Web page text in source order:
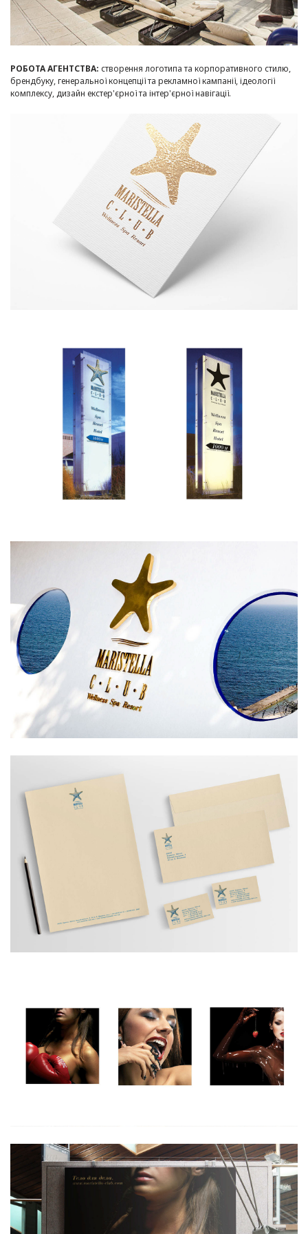
РОБОТА АГЕНТСТВА: створення логотипа та корпоративного стилю,
брендбуку, генеральної концепції та рекламної кампанії, ідеології
комплексу, дизайн екстер'єрної та інтер'єрної навігації.